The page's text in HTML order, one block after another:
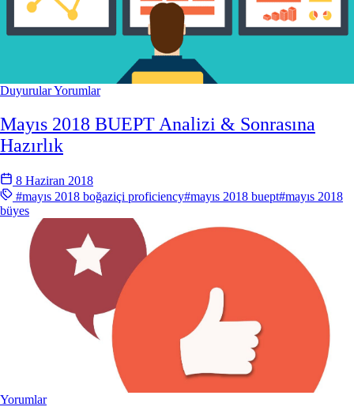
DuyurularYorumlar
Mayıs 2018 BUEPT Analizi & Sonrasına
Hazırlık
8 Haziran 2018
#mayıs 2018 boğaziçi proficiency#mayıs 2018 buept#mayıs 2018
büyes
Yorumlar